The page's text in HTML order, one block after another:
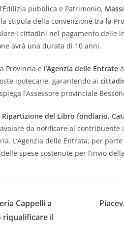
pubblica e Patrimonio,
stipula della convenzione tra la
i cittadini nel pagamento delle
avrà una durata di 10 anni.
Provincia e l’Agenzia delle Entrate
ipotecarie, garantendo ai
l’Assessore provinciale
Ripartizione del Libro fondiario,
da notificare al
L’Agenzia delle Entrata, per
spese sostenute per l’invio
Cappelli a
riqualificare il